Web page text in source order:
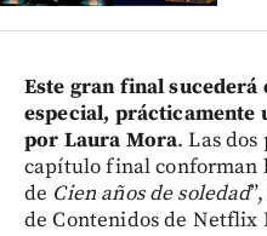
Este gran final
especial,
por Laura Mora. Las
capítulo final conforman
de Cien años de soledad
de Contenidos de Netflix